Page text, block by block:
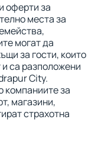
оферти за
места за
могат да
за гости, които
са разположени
City.
компаниите за
магазини,
страхотна